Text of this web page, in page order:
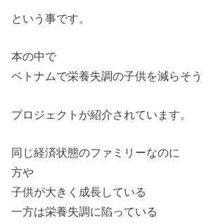
という事です。
本の中で
ベトナムで栄養失調の子供を減らそう
プロジェクトが紹介されています。
同じ経済状態のファミリーなのに
方や
子供が大きく成長している
一方は栄養失調に陷っている